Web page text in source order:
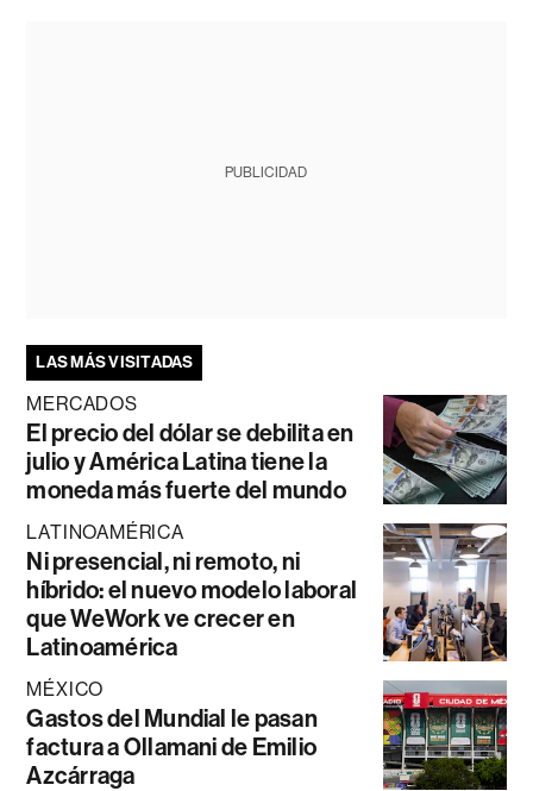
PUBLICIDAD
LAS MÁS VISITADAS
MERCADOS
El precio del dólar se debilita en
julio y América Latina tiene la
moneda más fuerte del mundo
LATINOAMÉRICA
Ni presencial, ni remoto, ni
híbrido: el nuevo modelo laboral
que WeWork ve crecer en
Latinoamérica
MÉXICO
Gastos del Mundial le pasan
factura a Ollamani de Emilio
Azcárraga